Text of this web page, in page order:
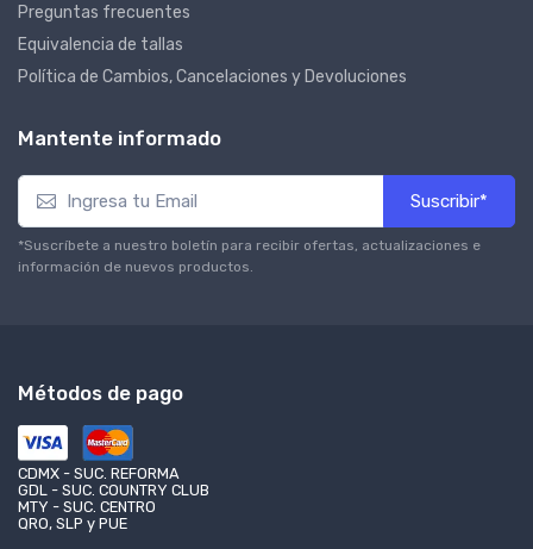
Preguntas frecuentes
Equivalencia de tallas
Política de Cambios, Cancelaciones y Devoluciones
Mantente informado
Suscribir*
*Suscríbete a nuestro boletín para recibir ofertas, actualizaciones e
información de nuevos productos.
Métodos de pago
CDMX - SUC. REFORMA
GDL - SUC. COUNTRY CLUB
MTY - SUC. CENTRO
QRO, SLP y PUE